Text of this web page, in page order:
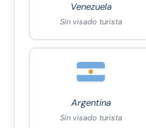
Venezuela
Sin visado turista
Argentina
Sin visado turista